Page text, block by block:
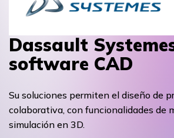
Dassault
software CAD
Su soluciones permiten el diseño de
colaborativa, con funcionalidades de
simulación en 3D.